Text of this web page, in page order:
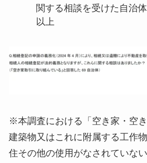
関する相談を受けた自治
以上
※本調査における「空き家・空
建築物又はこれに附属する工作
住その他の使用がなされていな